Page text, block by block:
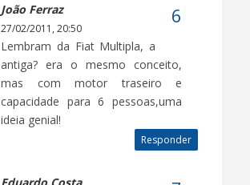
João Ferraz
27/02/2011, 20:50
Lembram da Fiat Multipla, a
antiga? era o mesmo conceito,
mas com motor traseiro e
capacidade para 6 pessoas,uma
ideia genial!
Responder
Eduardo Costa